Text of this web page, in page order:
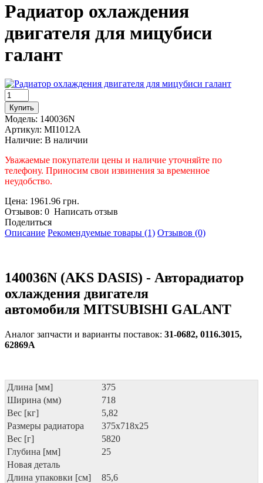
Радиатор охлаждения
двигателя для мицубиси
галант
Модель: 140036N
Артикул: MI1012A
Наличие: В наличии
Уважаемые покупатели цены и наличие уточняйте по
телефону. Приносим свои извинения за временное
неудобство.
Цена: 1961.96 грн.
Отзывов: 0 Написать отзыв
Поделиться
Описание Рекомендуемые товары (1) Отзывов (0)
140036N (AKS DASIS) - Авторадиатор
охлаждения двигателя
автомобиля MITSUBISHI GALANT
Аналог запчасти и варианты поставок: 31-0682, 0116.3015,
62869A
Длина [мм]
375
Ширина (мм)
718
Вес [кг]
5,82
Размеры радиатора
375x718x25
Вес [г]
5820
Глубина [мм]
25
Новая деталь
Длина упаковки [см]
85,6